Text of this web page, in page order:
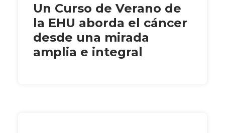
Un Curso de Verano de
la EHU aborda el cáncer
desde una mirada
amplia e integral